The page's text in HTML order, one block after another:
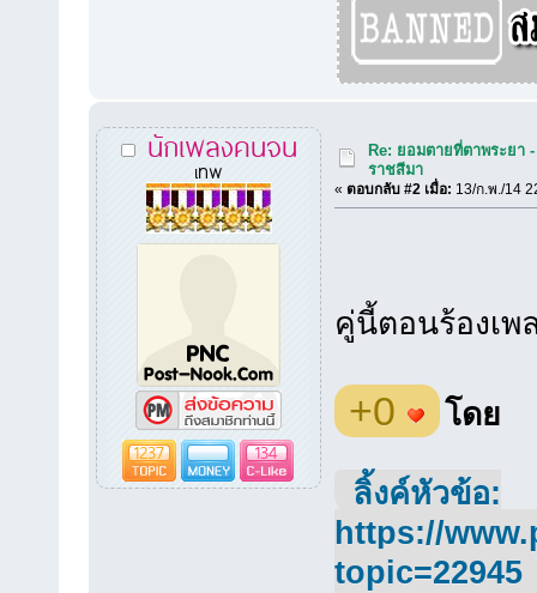
นักเพลงคนจน
เทพ
1237 134
Re: ยอมตายที่ตาพระยา
ราชสีมา
« ตอบกลับ #2 เมื่อ: 13/ก.พ./14
คู่นี้ตอนร้องเ
+0 โดย
ลิ้งค์หัวข้อ:
https://
topic=22945